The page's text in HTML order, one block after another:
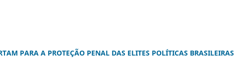
PARA A PROTEÇÃO PENAL DAS ELITES POLÍTICAS BRASILEIRAS